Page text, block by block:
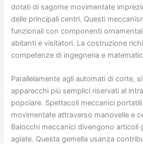
dotati di sagome movimentate
delle principali centri. Questi
funzionali con componenti
abitanti e visitatori. La costruzione
competenze di ingegneria e
Parallelamente agli automati di corte,
apparecchi più semplici riservati al
popolare. Spettacoli meccanici
movimentate attraverso manovelle e
Balocchi meccanici divengono articoli
agiate. Questa gemella usanza